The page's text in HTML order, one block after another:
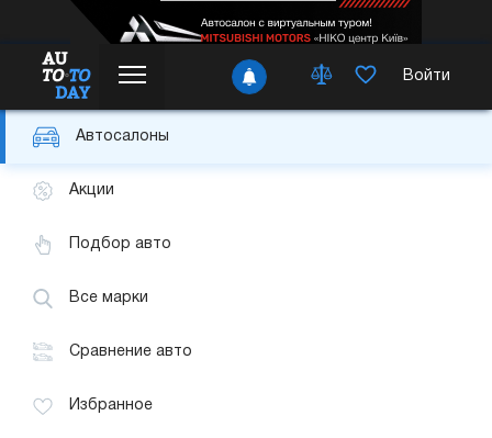
Войти
Автосалоны
Акции
Подбор авто
Все марки
Сравнение авто
Избранное